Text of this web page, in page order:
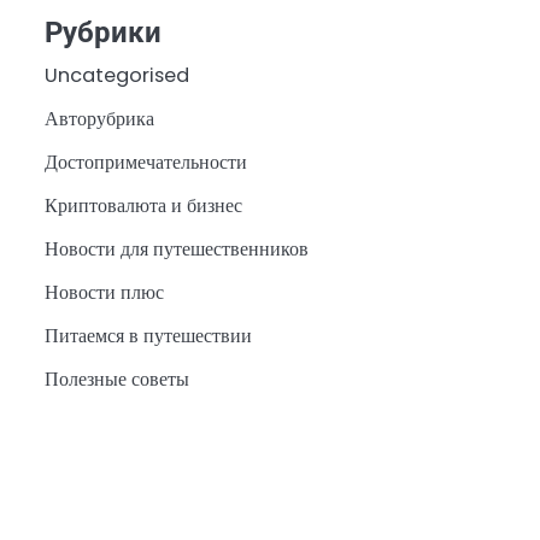
Рубрики
Uncategorised
Авторубрика
Достопримечательности
Криптовалюта и бизнес
Новости для путешественников
Новости плюс
Питаемся в путешествии
Полезные советы